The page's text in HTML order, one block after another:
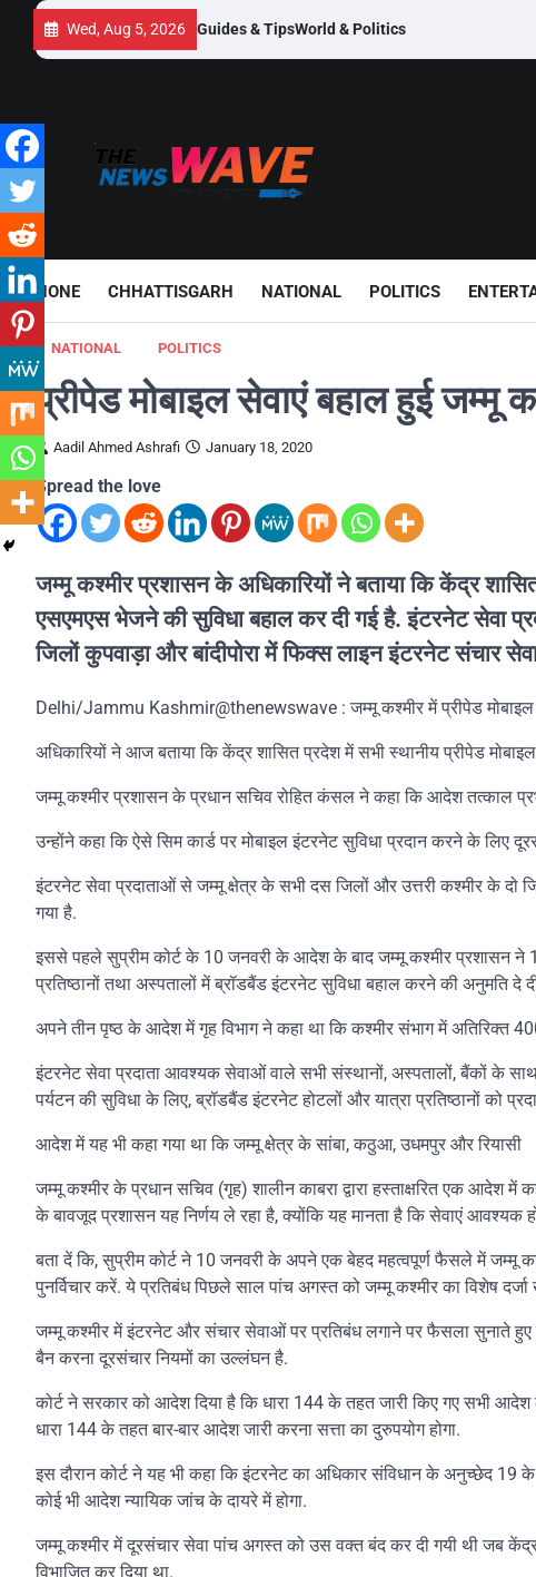
content
Wed, Aug 5, 2026 Guides & TipsWorld & Politics
HONE CHHATTISGARH NATIONAL POLITICS
NATIONAL POLITICS
प्रीपेड मोबाइल सेवाएं बहाल हुई जम्मू
Aadil Ahmed Ashrafi January 18, 2020
Spread the love
जम्मू कश्मीर प्रशासन के अधिकारियों ने बताया कि केंद्र
एसएमएस भेजने की सुविधा बहाल कर दी गई है. इंटरनेट सेवा
जिलों कुपवाड़ा और बांदीपोरा में फिक्स लाइन इंटरनेट संचार
Delhi/Jammu Kashmir@thenewswave : जम्मू कश्मीर में प्रीपेड मोबाइल
अधिकारियों ने आज बताया कि केंद्र शासित प्रदेश में सभी स्थानीय प्रीपेड
जम्मू कश्मीर प्रशासन के प्रधान सचिव रोहित कंसल ने कहा कि आदेश तत्काल
उन्होंने कहा कि ऐसे सिम कार्ड पर मोबाइल इंटरनेट सुविधा प्रदान करने के लिए
इंटरनेट सेवा प्रदाताओं से जम्मू क्षेत्र के सभी दस जिलों और उत्तरी कश्मीर के दो
गया है.
इससे पहले सुप्रीम कोर्ट के 10 जनवरी के आदेश के बाद जम्मू कश्मीर प्रशासन ने
प्रतिष्ठानों तथा अस्पतालों में ब्रॉडबैंड इंटरनेट सुविधा बहाल करने की अनुमति दे
अपने तीन पृष्ठ के आदेश में गृह विभाग ने कहा था कि कश्मीर संभाग में अतिरिक्त
इंटरनेट सेवा प्रदाता आवश्यक सेवाओं वाले सभी संस्थानों, अस्पतालों, बैंकों के
पर्यटन की सुविधा के लिए, ब्रॉडबैंड इंटरनेट होटलों और यात्रा प्रतिष्ठानों को
आदेश में यह भी कहा गया था कि जम्मू क्षेत्र के सांबा, कठुआ, उधमपुर और रियासी
जम्मू कश्मीर के प्रधान सचिव (गृह) शालीन काबरा द्वारा हस्ताक्षरित एक आदेश
के बावजूद प्रशासन यह निर्णय ले रहा है, क्योंकि यह मानता है कि सेवाएं आवश्यक
बता दें कि, सुप्रीम कोर्ट ने 10 जनवरी के अपने एक बेहद महत्वपूर्ण फैसले में जम्मू
पुनर्विचार करें. ये प्रतिबंध पिछले साल पांच अगस्त को जम्मू कश्मीर का विशेष
जम्मू कश्मीर में इंटरनेट और संचार सेवाओं पर प्रतिबंध लगाने पर फैसला सुनाते
बैन करना दूरसंचार नियमों का उल्लंघन है.
कोर्ट ने सरकार को आदेश दिया है कि धारा 144 के तहत जारी किए गए सभी
धारा 144 के तहत बार-बार आदेश जारी करना सत्ता का दुरुपयोग होगा.
इस दौरान कोर्ट ने यह भी कहा कि इंटरनेट का अधिकार संविधान के अनुच्छेद 19
कोई भी आदेश न्यायिक जांच के दायरे में होगा.
जम्मू कश्मीर में दूरसंचार सेवा पांच अगस्त को उस वक्त बंद कर दी गयी थी जब
विभाजित कर दिया था.